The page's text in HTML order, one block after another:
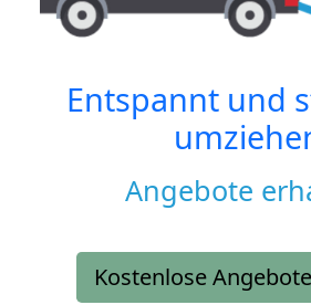
Entspannt und
Angebote
Kostenlose